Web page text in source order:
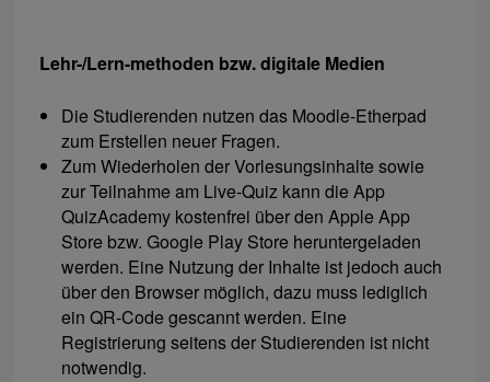
Lehr-/Lern-methoden bzw. digitale Medien
Die Studierenden nutzen das Moodle-Etherpad
zum Erstellen neuer Fragen.
Zum Wiederholen der Vorlesungsinhalte sowie
zur Teilnahme am Live-Quiz kann die App
QuizAcademy kostenfrei über den Apple App
Store bzw. Google Play Store heruntergeladen
werden. Eine Nutzung der Inhalte ist jedoch auch
über den Browser möglich, dazu muss lediglich
ein QR-Code gescannt werden. Eine
Registrierung seitens der Studierenden ist nicht
notwendig.